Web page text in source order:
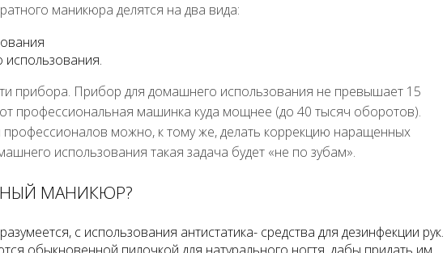
маникюра делятся на два вида:
прибора. Прибор для домашнего использования не превышает 15
профессиональная машинка куда мощнее (до 40 тысяч оборотов).
можно, к тому же, делать коррекцию наращенных
использования такая задача будет «не по зубам».
МАНИКЮР?
с использования антистатика- средства для дезинфекции рук.